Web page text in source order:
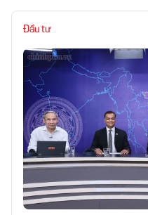
Đầu tư